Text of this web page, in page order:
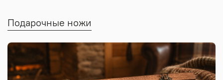
Подарочные ножи